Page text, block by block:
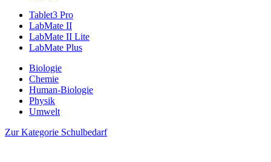
Tablet3 Pro
LabMate II
LabMate II Lite
LabMate Plus
Biologie
Chemie
Human-Biologie
Physik
Umwelt
Zur Kategorie Schulbedarf